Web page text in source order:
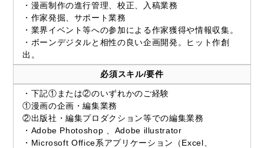
・漫画制作の進行管理、校正、入稿業務
・作家発掘、サポート業務
・業界イベント等への参加による作家獲得や情報収集。
・ボーンデジタルと相性の良い企画開発。ヒット作創
出。
必須スキル/要件
・下記①または②のいずれかのご経験
①漫画の企画・編集業務
②出版社・編集プロダクション等での編集業務
・Adobe Photoshop 、Adobe illustrator
・Microsoft Office系アプリケーション（Excel、